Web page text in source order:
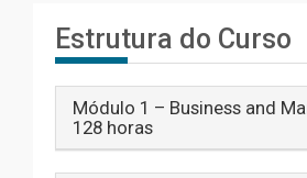
Estrutura do Curso
Módulo 1 – Business and
128 horas